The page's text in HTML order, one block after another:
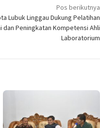
Pos berikutnya
Lubuk Linggau Dukung Pelatihan
dan Peningkatan Kompetensi Ahli
Laboratorium